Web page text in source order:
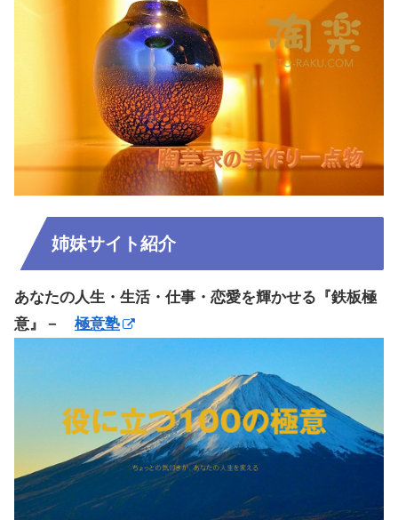
姉妹サイト紹介
あなたの人生・生活・仕事・恋愛を輝かせる『鉄板極
意』－ 極意塾